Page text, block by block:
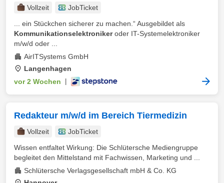
Vollzeit
JobTicket
... ein Stückchen sicherer zu machen.“ Ausgebildet als
Kommunikationselektronikeroder IT-Systemelektroniker
m/w/d oder ...
AirITSystems GmbH
Langenhagen
vor 2 Wochen
Redakteur m/w/d im Bereich Tiermedizin
Vollzeit
JobTicket
Wissen entfaltet Wirkung: Die Schlütersche Mediengruppe
begleitet den Mittelstand mit Fachwissen, Marketing und ...
Schlütersche Verlagsgesellschaft mbH & Co. KG